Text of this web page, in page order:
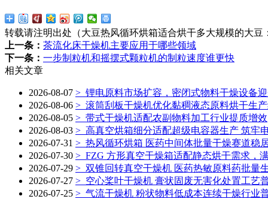
转载请注明出处（大豆热风循环烘箱适合烘干多大规模的大豆
上一条： 茶流化床干燥机主要应用于哪些领域
下一条： 一步制粒机和摇摆式颗粒机的制粒速度谁更快
相关文章
2026-08-07 > 锂电原料市场扩容，密闭式物料干燥设备
2026-08-06 > 滚筒刮板干燥机优化黏稠液态原料烘干生
2026-08-05 > 带式干燥机适配农副物料加工行业提质增效
2026-08-03 > 高真空烘箱细分适配超级电容器生产 筑牢
2026-07-31 > 热风循环烘箱 医药中间体批量干燥赛道稳
2026-07-30 > FZG 方形真空干燥箱适配静态烘干需求，
2026-07-29 > 双锥回转真空干燥机 医药热敏原料药批量
2026-07-27 > 空心桨叶干燥机 膏状固废无害化处置工艺
2026-07-25 > 气流干燥机 粉状物料低成本连续干燥行业